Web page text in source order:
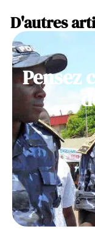
D'autres
Pensez